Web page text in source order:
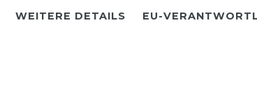
WEITERE DETAILS EU-